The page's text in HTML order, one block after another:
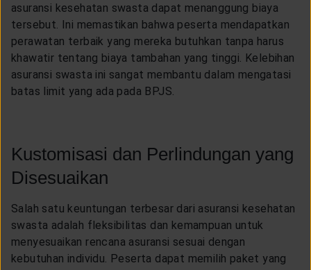
asuransi kesehatan swasta dapat menanggung biaya
tersebut. Ini memastikan bahwa peserta mendapatkan
perawatan terbaik yang mereka butuhkan tanpa harus
khawatir tentang biaya tambahan yang tinggi. Kelebihan
asuransi swasta ini sangat membantu dalam mengatasi
batas limit yang ada pada BPJS.
Kustomisasi dan Perlindungan yang
Disesuaikan
Salah satu keuntungan terbesar dari asuransi kesehatan
swasta adalah fleksibilitas dan kemampuan untuk
menyesuaikan rencana asuransi sesuai dengan
kebutuhan individu. Peserta dapat memilih paket yang